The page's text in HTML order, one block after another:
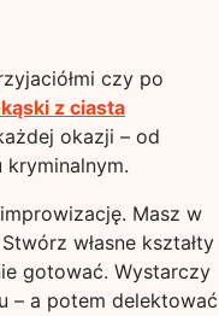
czy po
z ciasta
okazji – od
Masz w
własne kształty
gotować. Wystarczy
– a potem delektować